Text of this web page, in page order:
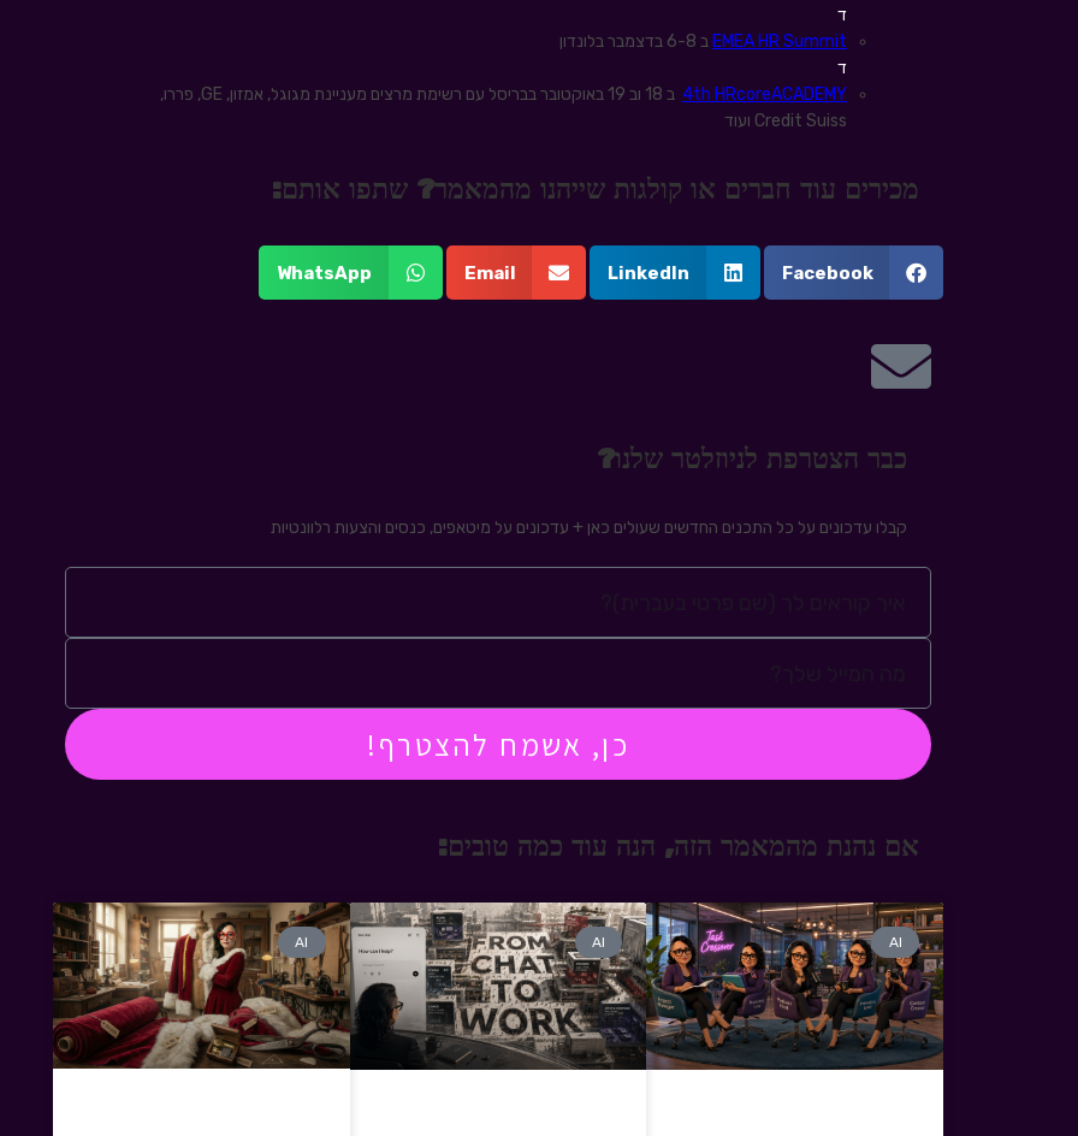
ד
EMEA HR Summit ב 6-8 בדצמבר בלונדון
ד
4th HRcoreACADEMY
ב 18 וב 19 באוקטובר בבריסל עם רשימת מרצים מעניינת מגוגל, אמזון, GE, פררו,
Credit Suiss ועוד
מכירים עוד חברים או קולגות שייהנו מהמאמר? שתפו אותם:
Facebook
LinkedIn
Email
WhatsApp
כבר הצטרפת לניוזלטר שלנו?
קבלו עדכונים על כל התכנים החדשים שעולים כאן + עדכונים על מיטאפים, כנסים והצעות רלוונטיות
כן, אשמח להצטרף!
אם נהנת מהמאמר הזה, הנה עוד כמה טובים:
AI
AI
AI